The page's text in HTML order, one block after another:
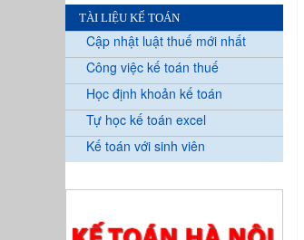
TÀI LIỆU KẾ TOÁN
Cập nhật luật thuế mới nhất
Công việc kế toán thuế
Học định khoản kế toán
Tự học kế toán excel
Kế toán với sinh viên